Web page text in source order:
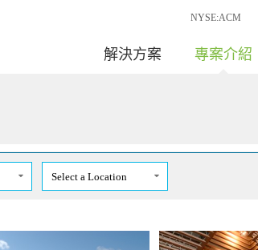
NYSE:ACM
解決方案 專案介紹
Select a Location